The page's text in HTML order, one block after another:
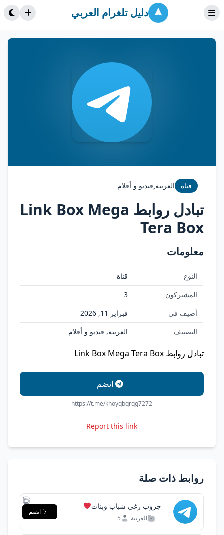
دليل تلغرام العربي
قناة العربية,فيديو و أفلام
تبادل روابط Link Box Mega
Tera Box
معلومات
النوع
قناة
المشتركون
3
أضيف في
فبراير 11, 2026
التصنيف
العربية, فيديو و أفلام
تبادل روابط Link Box Mega Tera Box
انضم
https://t.me/khoyqbqrqg7272
Report this link
روابط ذات صلة
جروب رغي شباب وبنات
العربية 5
انضم